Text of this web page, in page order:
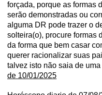
forçada, porque as formas
serão demonstradas ou
alguma DR pode trazer o
solteira(o), procure formas
da forma que bem casar
querer racionalizar suas
talvez isto não saia de uma
de 10/01/2025